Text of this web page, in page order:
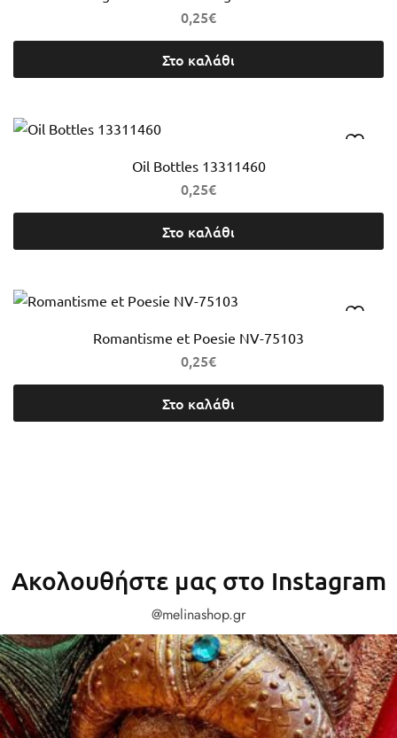
0,25€
Στο καλάθι
Oil Bottles 13311460
0,25€
Στο καλάθι
Romantisme et Poesie NV-75103
0,25€
Στο καλάθι
Ακολουθήστε μας στο Instagram
@melinashop.gr